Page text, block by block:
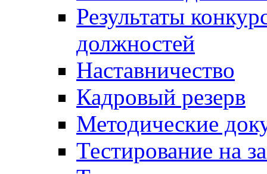
Результаты
должностей
Наставничество
Кадровый резерв
Методические
Тестирование на